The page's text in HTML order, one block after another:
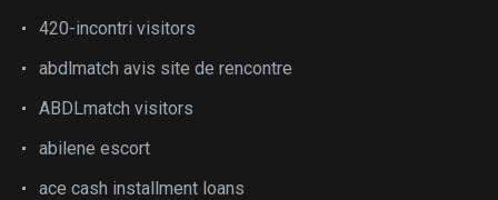
420-incontri visitors
abdlmatch avis site de rencontre
ABDLmatch visitors
abilene escort
ace cash installment loans